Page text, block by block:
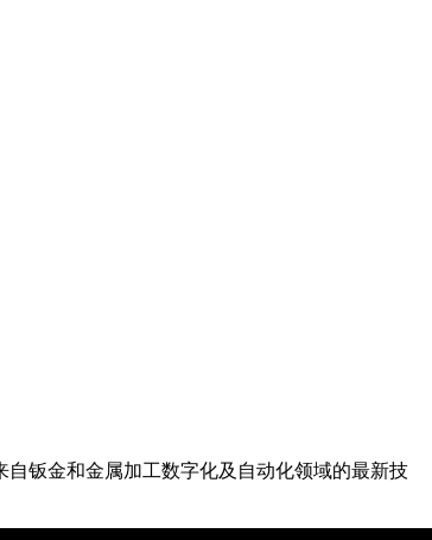
钣金和金属加工数字化及自动化领域的最新技